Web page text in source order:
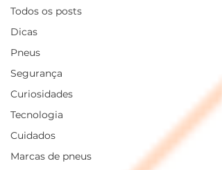
Todos os posts
Dicas
Pneus
Segurança
Curiosidades
Tecnologia
Cuidados
Marcas de pneus